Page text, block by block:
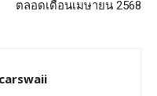
ตลอดเดือนเมษายน 2568